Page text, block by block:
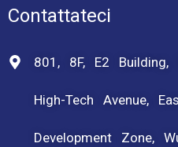
Contattateci
801, 8F, E2 Building,
High-Tech Avenue,
Development Zone,